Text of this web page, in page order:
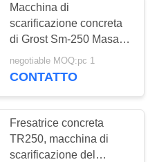
pozzi e
Macchina di
scarificazione concreta
di Grost Sm-250 Masalta
Mc8 della fresatrice
della macchina di Fraser
negotiable MOQ:pc 1
CONTATTO
Fresatrice concreta
TR250, macchina di
scarificazione del